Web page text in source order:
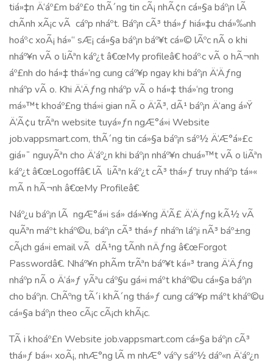
tiá»‡n Ä‘áº£m báº£o thÃ´ng tin cÃ¡ nhÃ¢n cá»§a báº¡n lÃ
chÃ­nh xÃ¡c vÃ cáº­p nháº­t. Báº¡n cÃ³ thá»ƒ hiá»‡u chá»‰nh
hoáº·c xoÃ¡ há»“ sÆ¡ cá»§a báº¡n báº¥t cá»© lÃºc nÃ o khi
nháº¥n vÃ o liÃªn káº¿t â€œMy profileâ€ hoáº·c vÃ o hÃ¬nh
áº£nh do há»‡ thá»‘ng cung cáº¥p ngay khi báº¡n Ä‘Äƒng
nháº­p vÃ o. Khi Ä‘Äƒng nháº­p vÃ o há»‡ thá»‘ng trong
má»™t khoáº£ng thá»i gian nÃ o Ä‘Ã³, dÃ¹ báº¡n Ä‘ang á»Ÿ
Ä‘Ã¢u trÃªn website tuyá»ƒn ngÆ°á»i Website
job.vappsmart.com, thÃ´ng tin cá»§a báº¡n sáº½ Ä‘Æ°á»£c
giá»¯ nguyÃªn cho Ä‘áº¿n khi báº¡n nháº¥n chuá»™t vÃ o liÃªn
káº¿t â€œLogoffâ€ lÃ liÃªn káº¿t cÃ³ thá»ƒ truy nháº­p tá»«
mÃ n hÃ¬nh â€œMy Profileâ€
Náº¿u báº¡n lÃ ngÆ°á»i sá»­ dá»¥ng Ä‘Ã£ Ä‘Äƒng kÃ½ vÃ
quÃªn máº­t kháº©u, báº¡n cÃ³ thá»ƒ nháº­n láº¡i nÃ³ báº±ng
cÃ¡ch gá»­i email vÃ dÃ¹ng tÃ­nh nÄƒng â€œForgot
Passwordâ€. Nháº¥n phÃ­m trÃªn báº¥t ká»³ trang Ä‘Äƒng
nháº­p nÃ o Ä‘á»ƒ yÃªu cáº§u gá»­i máº­t kháº©u cá»§a báº¡n
cho báº¡n. ChÃºng tÃ´i khÃ´ng thá»ƒ cung cáº¥p máº­t kháº©u
cá»§a báº¡n theo cÃ¡c cÃ¡ch khÃ¡c.
TÃ i khoáº£n Website job.vappsmart.com cá»§a báº¡n cÃ³
thá»ƒ bá»‹ xoÃ¡, nhÆ°ng lÃ m nhÆ° váº­y sáº½ dáº«n Ä‘áº¿n